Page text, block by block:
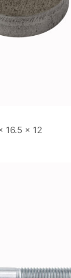
16.5 x 12